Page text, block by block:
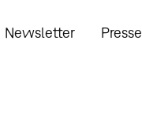
Newsletter Presse